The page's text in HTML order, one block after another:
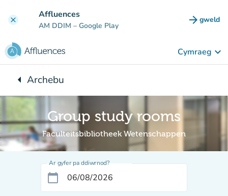
clear Affluences
AM DDIM – Google Play arrow_forward gweld
(tab
Cymraeg keyboard_arrow_down
arrow_leftYn ôl i:
Archebu
Group study rooms
Faculteitsbibliotheek Wetenschappen
Ar gyfer pa ddiwrnod?
calendar_today